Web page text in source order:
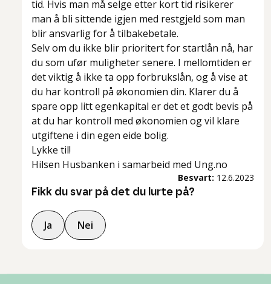
tid. Hvis man må selge etter kort tid risikerer
man å bli sittende igjen med restgjeld som man
blir ansvarlig for å tilbakebetale.
Selv om du ikke blir prioritert for startlån nå, har
du som ufør muligheter senere. I mellomtiden er
det viktig å ikke ta opp forbrukslån, og å vise at
du har kontroll på økonomien din. Klarer du å
spare opp litt egenkapital er det et godt bevis på
at du har kontroll med økonomien og vil klare
utgiftene i din egen eide bolig.
Lykke til!
Hilsen Husbanken i samarbeid med Ung.no
Besvart: 12.6.2023
Fikk du svar på det du lurte på?
Ja Nei